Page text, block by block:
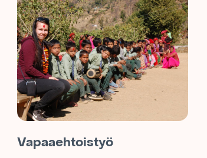
Vapaaehtoistyö